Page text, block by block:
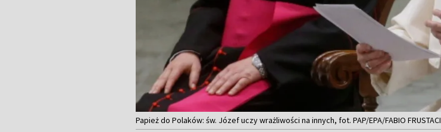
Papież do Polaków: św. Józef uczy wrażliwości na innych, fot. PAP/EPA/FABIO FRUSTACI